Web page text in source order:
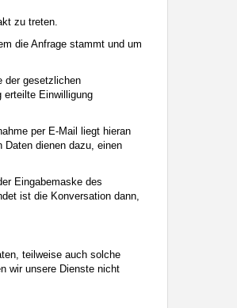
zu treten.
die Anfrage stammt und um
der gesetzlichen
Einwilligung
per E-Mail liegt hieran
Daten dienen dazu, einen
Eingabemaske des
ist die Konversation dann,
teilweise auch solche
wir unsere Dienste nicht